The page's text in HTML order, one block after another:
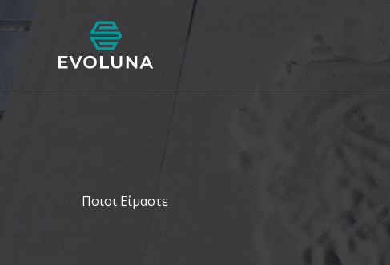
περιεχόμενο
Ποιοι Είμαστε